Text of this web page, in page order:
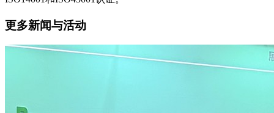
更多新闻与活动